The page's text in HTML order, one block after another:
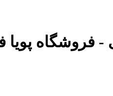
فروشگاه پویا